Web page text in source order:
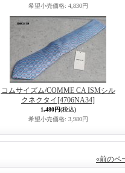
希望小売価格: 4,830円
コムサイズム/COMME CA ISMシル
クネクタイ [4706NA34]
1,480円(税込)
希望小売価格: 3,980円
«前のペ